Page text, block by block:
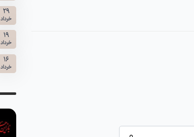
29
خرداد
19
خرداد
16
خرداد